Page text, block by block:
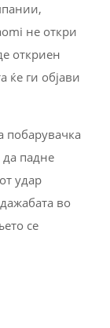
не откри
откриен
ќе ги објави
побарувачка
падне
удар
во
се